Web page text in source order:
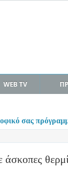
WEB TV
σας